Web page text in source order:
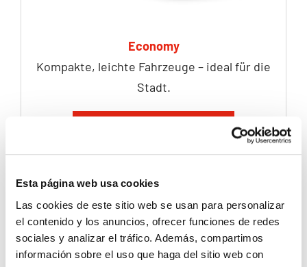
Esta página web usa cookies
Las cookies de este sitio web se usan para personalizar
el contenido y los anuncios, ofrecer funciones de redes
sociales y analizar el tráfico. Además, compartimos
información sobre el uso que haga del sitio web con
Economy
Kompakte, leichte Fahrzeuge – ideal für die
Stadt.